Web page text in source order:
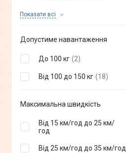
Показати всiВід 30 кг до 40 кг
Від 40,1 кг до 50 кг
Від 50,1 кг до 75 кг ( 0)
Від 50 кг до 75 кг
Допустиме навантаження
До 100 кг (2)
Від 100 до 150 кг (18)
Максимальна швидкість
Від 15 км/год до 25 км/
год
Від 25 км/год до 35 км/год